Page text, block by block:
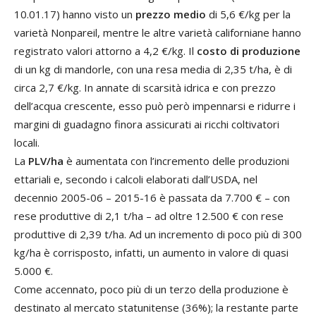
10.01.17) hanno visto un prezzo medio di 5,6 €/kg per la
varietà Nonpareil, mentre le altre varietà californiane hanno
registrato valori attorno a 4,2 €/kg. Il costo di produzione
di un kg di mandorle, con una resa media di 2,35 t/ha, è di
circa 2,7 €/kg. In annate di scarsità idrica e con prezzo
dell’acqua crescente, esso può però impennarsi e ridurre i
margini di guadagno finora assicurati ai ricchi coltivatori
locali.
La PLV/ha è aumentata con l’incremento delle produzioni
ettariali e, secondo i calcoli elaborati dall’USDA, nel
decennio 2005-06 – 2015-16 è passata da 7.700 € – con
rese produttive di 2,1 t/ha – ad oltre 12.500 € con rese
produttive di 2,39 t/ha. Ad un incremento di poco più di 300
kg/ha è corrisposto, infatti, un aumento in valore di quasi
5.000 €.
Come accennato, poco più di un terzo della produzione è
destinato al mercato statunitense (36%); la restante parte